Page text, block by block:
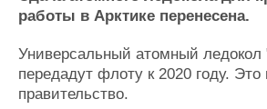
Пульс
Новости
Компании
Репутация
Доска
Продажа
Оборудование
работы в Арктике перенесена.
Универсальный атомный ледокол
передадут флоту к 2020 году. Это
правительство.